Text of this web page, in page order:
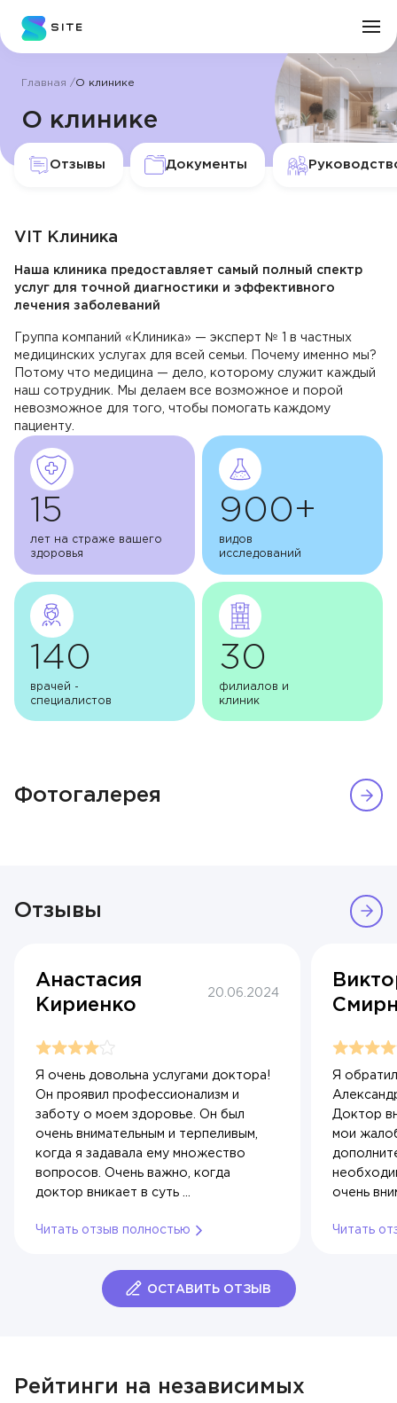
Личный кабинет
О клинике
Цены
Пациенту
Акции
Контакты
+7 495 268-09-02
Главная О клинике
О клинике
Отзывы Документы
VIT Клиника
Наша клиника предоставляет самый полный спектр
услуг для точной диагностики и эффективного
лечения заболеваний
Группа компаний «Клиника» — эксперт № 1 в частных
медицинских услугах для всей семьи. Почему именно мы?
Потому что медицина — дело, которому служит каждый
наш сотрудник. Мы делаем все возможное и порой
невозможное для того, чтобы помогать каждому
пациенту.
15
лет на страже вашего
здоровья
900+
видов
исследований
140
врачей -
специалистов
30
филиалов и
клиник
Фотогалерея
Отзывы
Анастасия
Кириенко
20.06.2024
Я очень довольна услугами доктора!
Он проявил профессионализм и
заботу о моем здоровье. Он был
очень внимательным и терпеливым,
когда я задавала ему множество
вопросов. Очень важно, когда
доктор вникает в суть ...
Читать отзыв полностью
Я
Доктор
мои
очень
Читать
ОСТАВИТЬ ОТЗЫВ
Рейтинги на независимых